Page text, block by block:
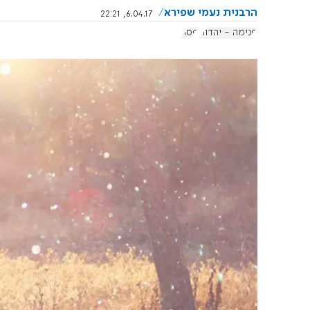
הרבנית נעמי שפירא
6.04.17, 22:21
פנימה - יהדות
פסח